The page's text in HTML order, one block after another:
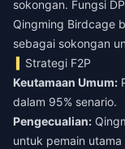
sokongan. Fungsi
Qingming Birdcage
sebagai sokongan
Strategi F2P
Keutamaan Umum:
dalam 95% senario.
Pengecualian:
untuk pemain